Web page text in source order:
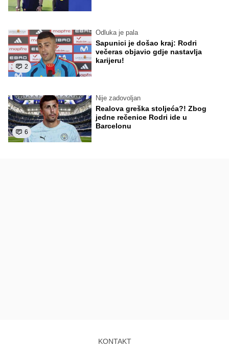
2
Odluka je pala
Sapunici je došao kraj: Rodri
večeras objavio gdje nastavlja
karijeru!
6
Nije zadovoljan
Realova greška stoljeća?! Zbog
jedne rečenice Rodri ide u
Barcelonu
KONTAKT